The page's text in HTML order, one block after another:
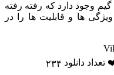
وجود دارد که رفته رفته
ها و قابلیت ها را در
تعداد دانلود ۲۳۴